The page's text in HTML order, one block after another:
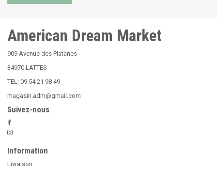
American Dream Market
909 Avenue des Platanes
34970 LATTES
TEL: 09 54 21 98 49
magasin.adm@gmail.com
Suivez-nous
Information
Livraison